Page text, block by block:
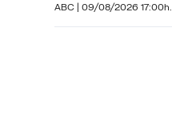
ABC | 09/08/2026 17:00h.